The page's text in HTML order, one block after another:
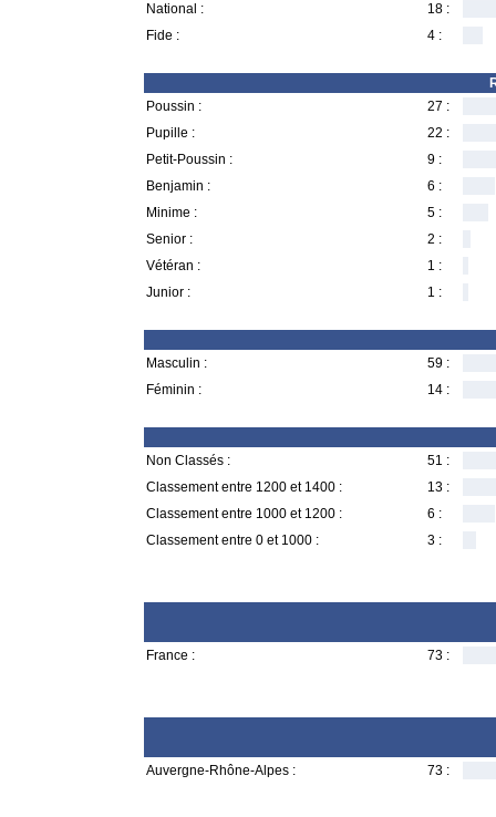
National :
18 :
Fide :
4 :
Poussin :
27 :
Pupille :
22 :
Petit-Poussin :
9 :
Benjamin :
6 :
Minime :
5 :
Senior :
2 :
Vétéran :
1 :
Junior :
1 :
Masculin :
59 :
Féminin :
14 :
Non Classés :
51 :
Classement entre 1200 et 1400 :
13 :
Classement entre 1000 et 1200 :
6 :
Classement entre 0 et 1000 :
3 :
France : 73 :
Auvergne-Rhône-Alpes : 73 :